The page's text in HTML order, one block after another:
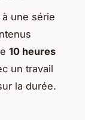
une série
10 heures
un travail
la durée.